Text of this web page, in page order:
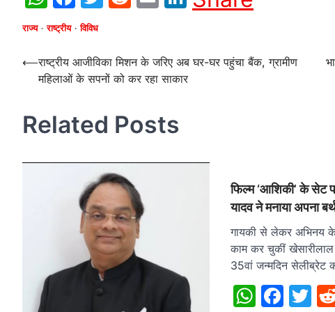
राज्य राष्ट्रीय विविध
Post
navigation
⟵राष्ट्रीय आजीविका मिशन के जरिए अब घर-घर पहुंचा बैंक, ग्रामीण
महिलाओं के सपनों को कर रहा साकार
Related Posts
फिल्म ‘आशिकी’ के सेट
यादव ने मनाया अपना
गायकी से लेकर अभिनय
काम कर चुकीं
35वां जन्मदिन सेलीब्रेट